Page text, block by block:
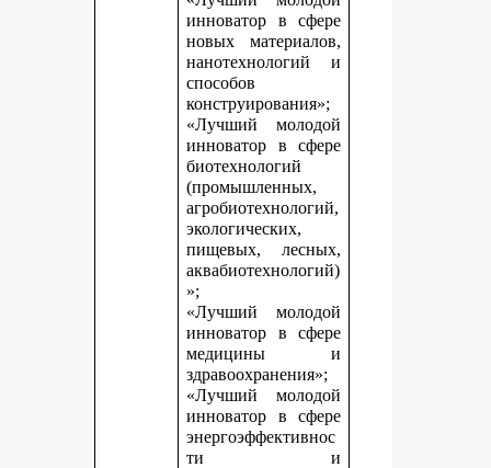
инноватор в сфере
новых материалов,
нанотехнологий и
способов
конструирования»;
«Лучший молодой
инноватор в сфере
биотехнологий
(промышленных,
агробиотехнологий,
экологических,
пищевых, лесных,
аквабиотехнологий)
»;
«Лучший молодой
инноватор в сфере
медицины и
здравоохранения»;
«Лучший молодой
инноватор в сфере
энергоэффективнос
ти и